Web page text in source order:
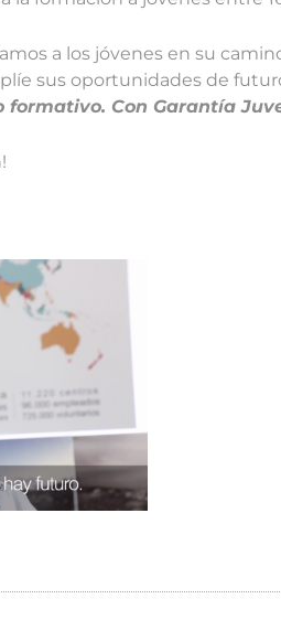
a los jóvenes en su
sus oportunidades de
Con Garantía